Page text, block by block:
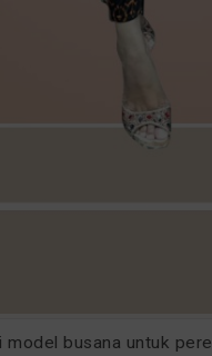
model busana untuk